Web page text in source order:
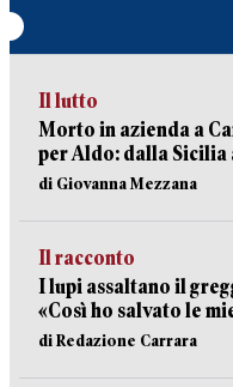
Il lutto
Morto in azienda a
per Aldo: dalla
di Giovanna Mezzana
Il racconto
I lupi assaltano il
«Così ho salvato le
di Redazione Carrara